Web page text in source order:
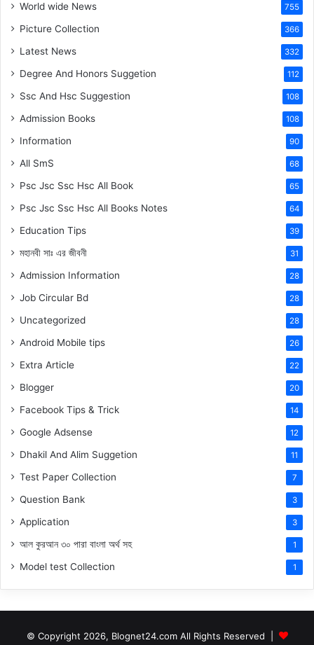
World wide News 755
Picture Collection 366
Latest News 332
Degree And Honors Suggetion 112
Ssc And Hsc Suggestion 108
Admission Books 108
Information 90
All SmS 68
Psc Jsc Ssc Hsc All Book 65
Psc Jsc Ssc Hsc All Books Notes 64
Education Tips 39
মহানবী সাঃ এর জীবনী 31
Admission Information 28
Job Circular Bd 28
Uncategorized 28
Android Mobile tips 26
Extra Article 22
Blogger 20
Facebook Tips & Trick 14
Google Adsense 12
Dhakil And Alim Suggetion 11
Test Paper Collection 7
Question Bank 3
Application 3
আল কুরআন ৩০ পারা বাংলা অর্থ সহ 1
Model test Collection 1
© Copyright 2026, Blognet24.com All Rights Reserved |